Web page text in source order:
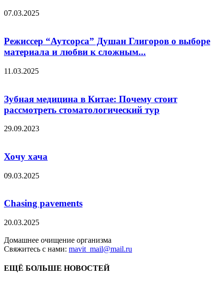
07.03.2025
Режиссер “Аутсорса” Душан Глигоров о выборе
материала и любви к сложным...
11.03.2025
Зубная медицина в Китае: Почему стоит
рассмотреть стоматологический тур
29.09.2023
Хочу хача
09.03.2025
Chasing pavements
20.03.2025
Домашнее очищение организма
Свяжитесь с нами: mavit_mail@mail.ru
ЕЩЁ БОЛЬШЕ НОВОСТЕЙ